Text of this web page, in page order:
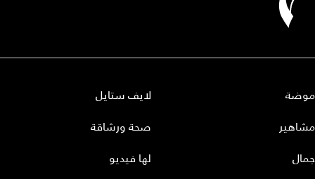
موضة
مشاهير
جمال
لايف ستايل
صحة ورشاقة
لها فيديو